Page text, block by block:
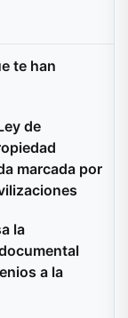
te han
de
marcada por
la
a la